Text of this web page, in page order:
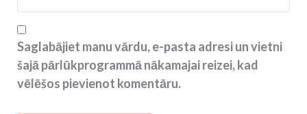
Saglabājiet manu vārdu, e-pasta adresi un vietni
šajā pārlūkprogrammā nākamajai reizei, kad
vēlēšos pievienot komentāru.